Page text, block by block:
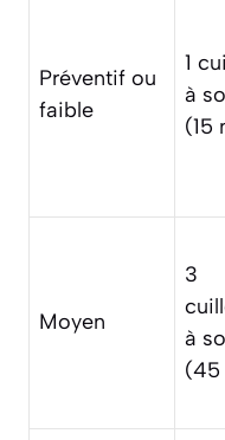
Préventif ou
faible
1
à
(15
Moyen
3
à
(45